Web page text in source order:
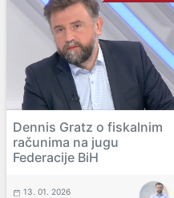
Dennis Gratz o fiskalnim
računima na jugu
Federacije BiH
13. 01. 2026